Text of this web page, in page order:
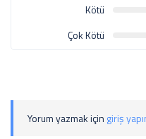
Kötü
Çok Kötü
Yorum yazmak için giriş